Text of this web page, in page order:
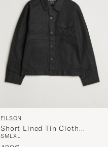
FILSON
Short Lined Tin Cloth
Cruiser Black
SMLXL